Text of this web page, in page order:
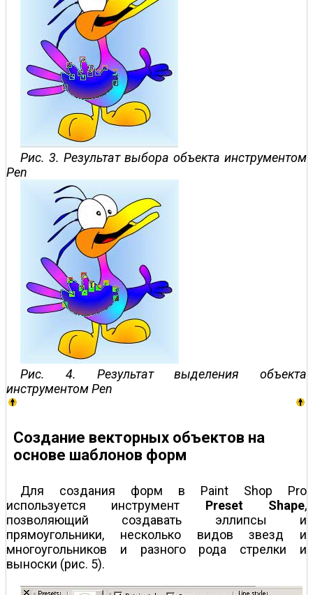
Рис. 3. Результат выбора объекта инструментом
Pen
Рис. 4. Результат выделения объекта
инструментом Pen
Создание векторных объектов на
основе шаблонов форм
Для создания форм в Paint Shop Pro
используется инструмент Preset Shape,
позволяющий создавать эллипсы и
прямоугольники, несколько видов звезд и
многоугольников и разного рода стрелки и
выноски (рис. 5).